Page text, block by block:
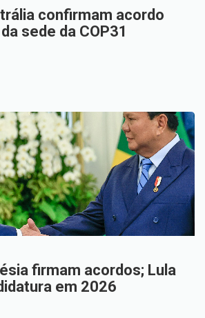
confirmam acordo
sede da COP31
firmam acordos; Lula
em 2026